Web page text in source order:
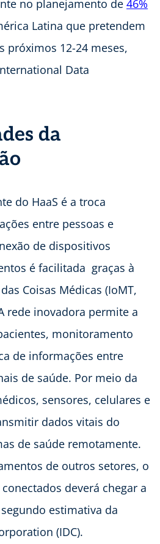
no planejamento de 46%
Latina que pretendem
próximos 12-24 meses,
Data
da
do HaaS é a troca
entre pessoas e
de dispositivos
é facilitada graças à
Coisas Médicas (IoMT,
rede inovadora permite a
monitoramento
de informações entre
de saúde. Por meio da
sensores, celulares e
dados vitais do
de saúde remotamente.
de outros setores, o
deverá chegar a
estimativa da
(IDC).